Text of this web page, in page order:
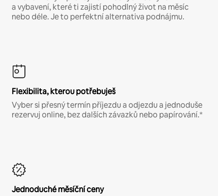
a vybavení, které ti zajistí pohodlný život na měsíc
nebo déle. Je to perfektní alternativa podnájmu.
Flexibilita, kterou potřebuješ
Vyber si přesný termín příjezdu a odjezdu a jednoduše
rezervuj online, bez dalších závazků nebo papírování.*
Jednoduché měsíční ceny